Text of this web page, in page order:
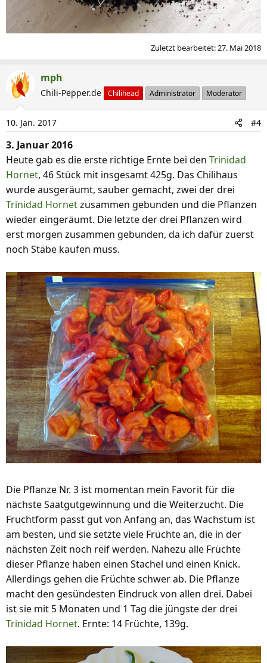
Zuletzt bearbeitet:27. Mai 2018
mph
Chili-Pepper.de Chilihead Administrator Moderator
10. Jan. 2017 #4
3. Januar 2016
Heute gab es die erste richtige Ernte bei den Trinidad
Hornet, 46 Stück mit insgesamt 425g. Das Chilihaus
wurde ausgeräumt, sauber gemacht, zwei der drei
Trinidad Hornetzusammen gebunden und die Pflanzen
wieder eingeräumt. Die letzte der drei Pflanzen wird
erst morgen zusammen gebunden, da ich dafür zuerst
noch Stäbe kaufen muss.
Die Pflanze Nr. 3 ist momentan mein Favorit für die
nächste Saatgutgewinnung und die Weiterzucht. Die
Fruchtform passt gut von Anfang an, das Wachstum ist
am besten, und sie setzte viele Früchte an, die in der
nächsten Zeit noch reif werden. Nahezu alle Früchte
dieser Pflanze haben einen Stachel und einen Knick.
Allerdings gehen die Früchte schwer ab. Die Pflanze
macht den gesündesten Eindruck von allen drei. Dabei
ist sie mit 5 Monaten und 1 Tag die jüngste der drei
Trinidad Hornet. Ernte: 14 Früchte, 139g.